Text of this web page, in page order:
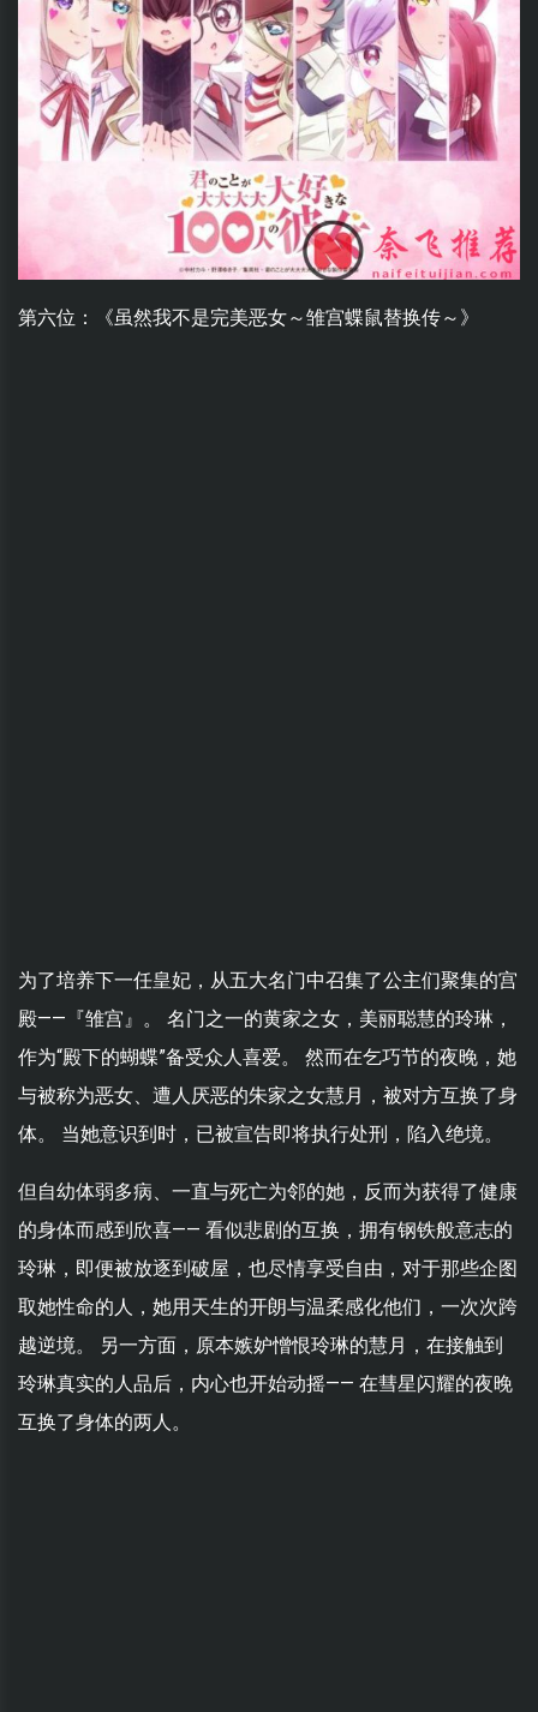
第六位：《虽然我不是完美恶女～雏宫蝶鼠替换传～》
为了培养下一任皇妃，从五大名门中召集了公主们聚集的宫
殿——『雏宫』。 名门之一的黄家之女，美丽聪慧的玲琳，
作为“殿下的蝴蝶”备受众人喜爱。 然而在乞巧节的夜晚，她
与被称为恶女、遭人厌恶的朱家之女慧月，被对方互换了身
体。 当她意识到时，已被宣告即将执行处刑，陷入绝境。
但自幼体弱多病、一直与死亡为邻的她，反而为获得了健康
的身体而感到欣喜—— 看似悲剧的互换，拥有钢铁般意志的
玲琳，即便被放逐到破屋，也尽情享受自由，对于那些企图
取她性命的人，她用天生的开朗与温柔感化他们，一次次跨
越逆境。 另一方面，原本嫉妒憎恨玲琳的慧月，在接触到
玲琳真实的人品后，内心也开始动摇—— 在彗星闪耀的夜晚
互换了身体的两人。